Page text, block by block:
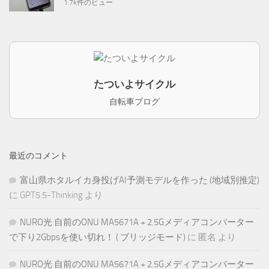
1.7k件のビュー
たついよサイクル
自転車ブログ
最近のコメント
富山県ホタルイカ身投げAI予測モデルを作った (地域別推定)
に GPT5.5-Thinking より
NURO光 自前のONU MA5671A + 2.5Gメディアコンバーター
で下り2Gbpsを使い切れ！ ( ブリッジモード) に 匿名 より
NURO光 自前のONU MA5671A + 2.5Gメディアコンバーター